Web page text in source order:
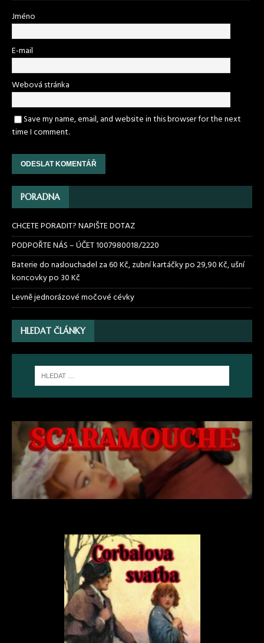
Jméno
E-mail
Webová stránka
Save my name, email, and website in this browser for the next
time I comment.
PORADNA
CHCETE PORADIT? NAPIŠTE DOTAZ
PODPOŘTE NÁS – ÚČET 1007980018/2220
Baterie do naslouchadel za 60 Kč, zubní kartáčky po 29,90 Kč, ušní
koncovky po 30 Kč
Levně jednorázové močové cévky
HLEDAT ČLÁNKY